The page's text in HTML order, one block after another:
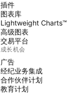
插件
图表库
Lightweight Charts™
高级图表
交易平台
成长机会
广告
经纪业务集成
合作伙伴计划
教育计划